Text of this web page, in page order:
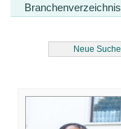
Branchenverzeichnis
Neue Suche